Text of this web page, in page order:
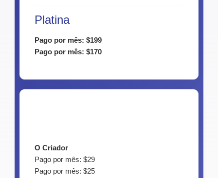
Platina
Pago por mês: $199
Pago por mês: $170
O Criador
Pago por mês: $29
Pago por mês: $25